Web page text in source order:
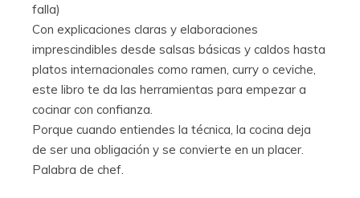
falla)
Con explicaciones claras y elaboraciones
imprescindibles desde salsas básicas y caldos hasta
platos internacionales como ramen, curry o ceviche,
este libro te da las herramientas para empezar a
cocinar con confianza.
Porque cuando entiendes la técnica, la cocina deja
de ser una obligación y se convierte en un placer.
Palabra de chef.